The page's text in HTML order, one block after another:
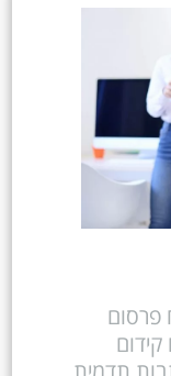
פרסום